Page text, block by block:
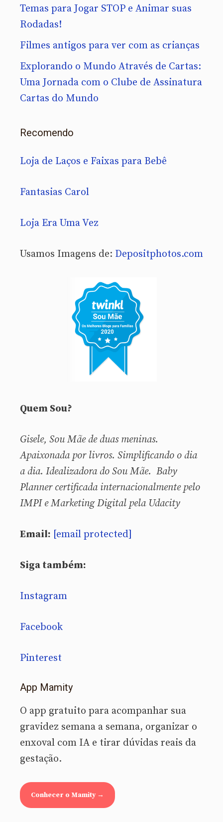
Temas para Jogar STOP e Animar suas
Rodadas!
Filmes antigos para ver com as crianças
Explorando o Mundo Através de Cartas:
Uma Jornada com o Clube de Assinatura
Cartas do Mundo
Recomendo
Loja de Laços e Faixas para Bebê
Fantasias Carol
Loja Era Uma Vez
Usamos Imagens de: Depositphotos.com
Quem Sou?
Gisele, Sou Mãe de duas meninas.
Apaixonada por livros. Simplificando o dia
a dia. Idealizadora do Sou Mãe. Baby
Planner certificada internacionalmente pelo
IMPI e Marketing Digital pela Udacity
Email: [email protected]
Siga também:
Instagram
Facebook
Pinterest
App Mamity
O app gratuito para acompanhar sua
gravidez semana a semana, organizar o
enxoval com IA e tirar dúvidas reais da
gestação.
Conhecer o Mamity →